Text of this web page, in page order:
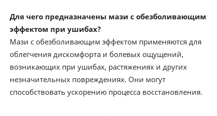
Для чего предназначены мази с обезболивающим
эффектом при ушибах?
Мази с обезболивающим эффектом применяются для
облегчения дискомфорта и болевых ощущений,
возникающих при ушибах, растяжениях и других
незначительных повреждениях. Они могут
способствовать ускорению процесса восстановления.